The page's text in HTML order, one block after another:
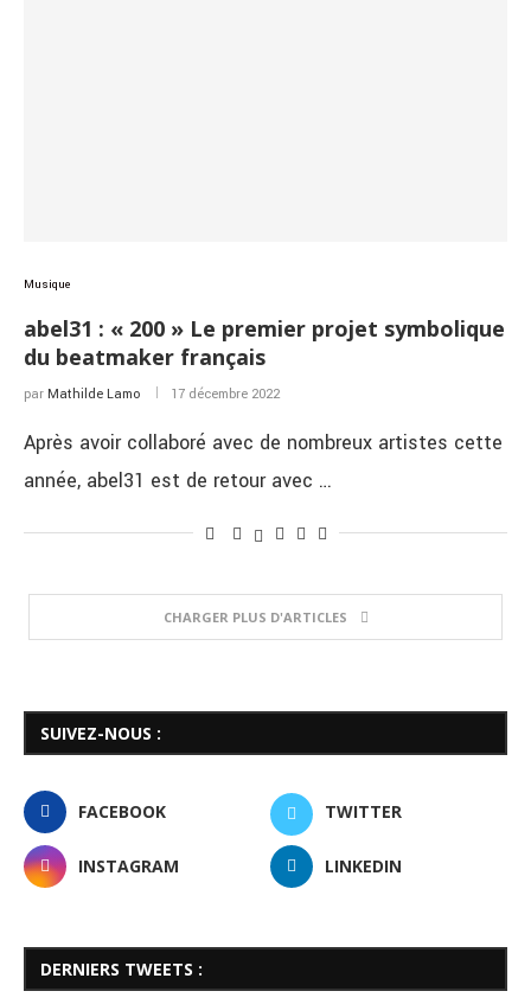
Musique
abel31 : « 200 » Le premier projet symbolique
du beatmaker français
par Mathilde Lamo 17 décembre 2022
Après avoir collaboré avec de nombreux artistes cette
année, abel31 est de retour avec …
CHARGER PLUS D'ARTICLES
SUIVEZ-NOUS :
FACEBOOK TWITTER
INSTAGRAM LINKEDIN
DERNIERS TWEETS :